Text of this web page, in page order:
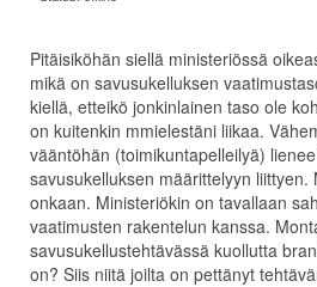
Pitäisiköhän siellä ministeriössä
mikä on savusukelluksen
kiellä, etteikö jonkinlainen taso ole
on kuitenkin mmielestäni liikaa.
vääntöhän (toimikuntapelleilyä)
savusukelluksen määrittelyyn liittyen.
onkaan. Ministeriökin on tavallaan
vaatimusten rakentelun kanssa.
savusukellustehtävässä kuollutta
on? Siis niitä joilta on pettänyt